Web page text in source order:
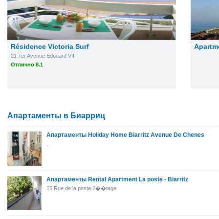
Résidence Victoria Surf
21 Ter Avenue Edouard VII
Отлично 8.1
Апартаменты в Биарриц
Апартаменты Holiday Home Biarritz Avenue De Chenes
Апартаменты Rental Apartment La poste - Biarritz
15 Rue de la poste 2��tage